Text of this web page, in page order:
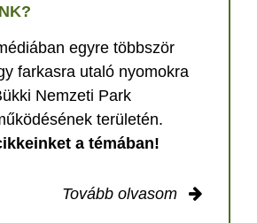
egyre többször
farkasra utaló nyomokra
Nemzeti Park
területén.
a témában!
Tovább olvasom